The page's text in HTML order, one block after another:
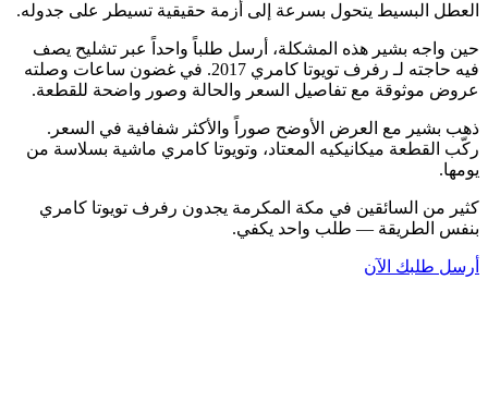
العطل البسيط يتحول بسرعة إلى أزمة حقيقية تسيطر على جدوله.
حين واجه بشير هذه المشكلة، أرسل طلباً واحداً عبر تشليح يصف
فيه حاجته لـ رفرف تويوتا كامري 2017. في غضون ساعات وصلته
عروض موثوقة مع تفاصيل السعر والحالة وصور واضحة للقطعة.
ذهب بشير مع العرض الأوضح صوراً والأكثر شفافية في السعر.
ركّب القطعة ميكانيكيه المعتاد، وتويوتا كامري ماشية بسلاسة من
يومها.
كثير من السائقين في مكة المكرمة يجدون رفرف تويوتا كامري
بنفس الطريقة — طلب واحد يكفي.
أرسل طلبك الآن